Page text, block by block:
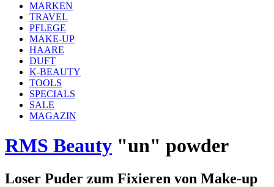
MARKEN
TRAVEL
PFLEGE
MAKE-UP
HAARE
DUFT
K-BEAUTY
TOOLS
SPECIALS
SALE
MAGAZIN
RMS Beauty "un" powder
Loser Puder zum Fixieren von Make-up